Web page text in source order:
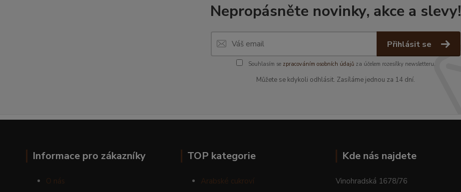
Nepropásněte novinky, akce a slevy!
Přihlásit se
Souhlasím se zpracováním osobních údajůza účelem rozesílky newsletteru.
Můžete se kdykoli odhlásit. Zasíláme jednou za 14 dní.
Informace pro zákazníky
O nás
TOP kategorie
Arabské cukroví
Kde nás najdete
Vinohradská 1678/76